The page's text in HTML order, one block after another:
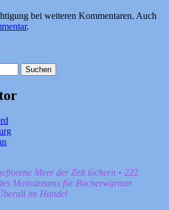
bei weiteren Kommentaren. Auch
.
Meer der Zeit löchern • 222
Mainstreams für Bücherwürmer
im Handel